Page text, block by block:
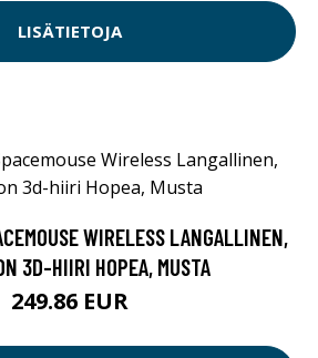
LISÄTIETOJA
WIRELESS LANGALLINEN,
3D-HIIRI HOPEA, MUSTA
249.86 EUR